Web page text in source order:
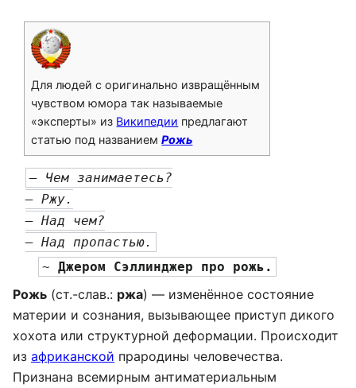
Для людей с оригинально извращённым
чувством юмора так называемые
«эксперты» из Википедии предлагают
статью под названиемРожь
— Чем занимаетесь?
— Ржу.
— Над чем?
— Над пропастью.
~ Джером Сэллинджер про рожь.
Рожь (ст.-слав.: ржа) — изменённое состояние
материи и сознания, вызывающее приступ дикого
хохота или структурной деформации. Происходит
из африканской прародины человечества.
Признана всемирным антиматериальным